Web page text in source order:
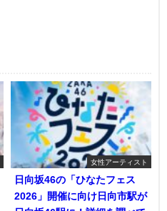
女性アーティスト
日向坂46の「ひなたフェス
2026」開催に向け日向市駅が